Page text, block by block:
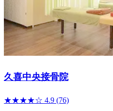
久喜中央接骨院
★★★★☆ 4.9 (76)